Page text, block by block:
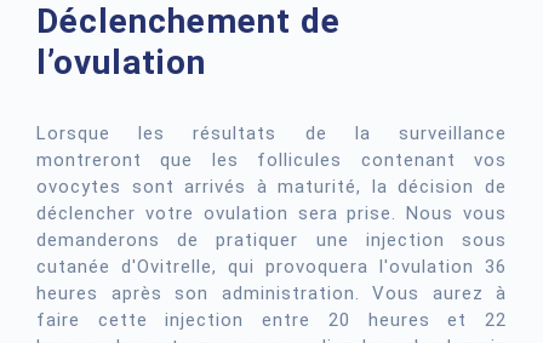
Déclenchement de
l’ovulation
Lorsque les résultats de la surveillance
montreront que les follicules contenant vos
ovocytes sont arrivés à maturité, la décision de
déclencher votre ovulation sera prise. Nous vous
demanderons de pratiquer une injection sous
cutanée d'Ovitrelle, qui provoquera l'ovulation 36
heures après son administration. Vous aurez à
faire cette injection entre 20 heures et 22